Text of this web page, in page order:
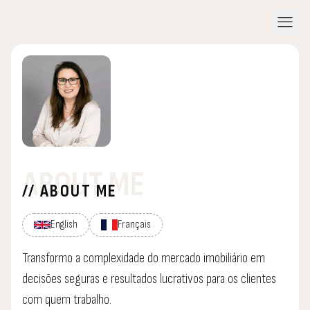
menu
// ABOUT ME
ABOUT ME
English Français
Transformo a complexidade do mercado imobiliário em
decisões seguras e resultados lucrativos para os clientes
com quem trabalho.